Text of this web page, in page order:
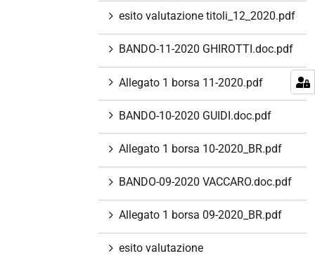
esito valutazione titoli_12_2020.pdf
BANDO-11-2020 GHIROTTI.doc.pdf
Allegato 1 borsa 11-2020.pdf
BANDO-10-2020 GUIDI.doc.pdf
Allegato 1 borsa 10-2020_BR.pdf
BANDO-09-2020 VACCARO.doc.pdf
Allegato 1 borsa 09-2020_BR.pdf
esito valutazione